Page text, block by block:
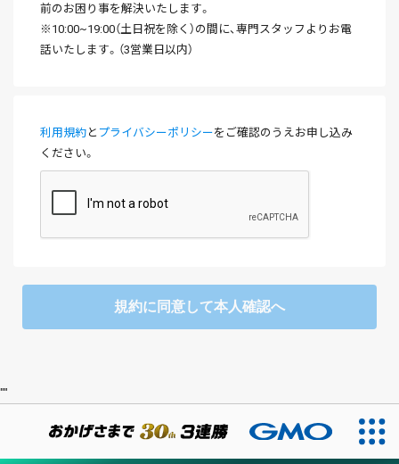
前のお困り事を解決いたします。
※10:00~19:00（土日祝を除く）の間に、専門スタッフよりお電
話いたします。（3営業日以内）
利用規約 と プライバシーポリシーをご確認のうえお申し込み
ください。
規約に同意して本人確認へ
""